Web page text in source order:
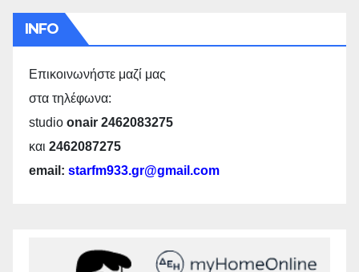
INFO
Επικοινωνήστε μαζί μας
στα τηλέφωνα:
studio onair 2462083275
και 2462087275
email: starfm933.gr@gmail.com